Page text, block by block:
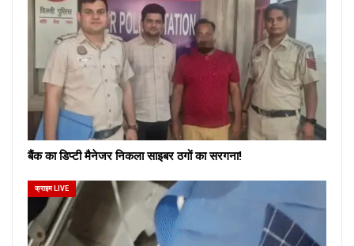
बैंक का डिप्टी मैनेजर निकला साइबर ठगों का सरगना!
क्राइम LIVE